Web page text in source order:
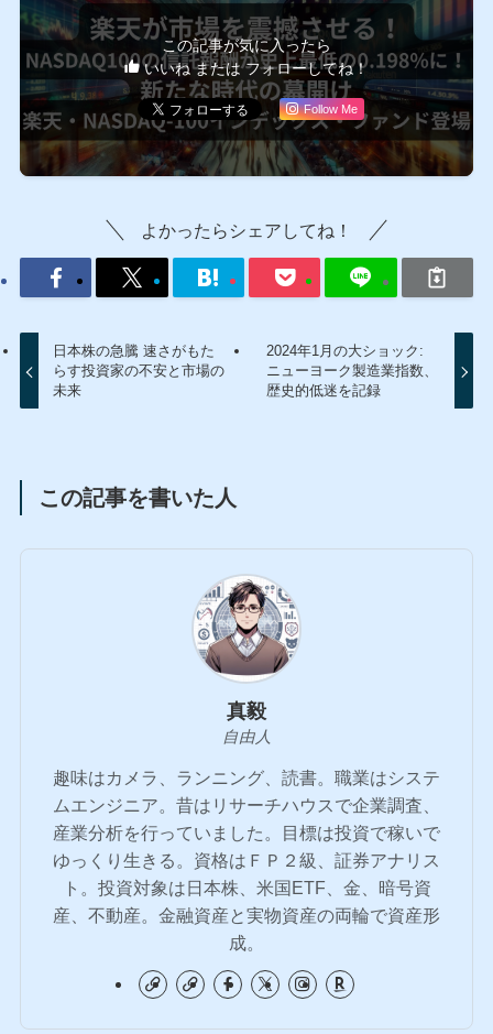
この記事が気に入ったら
いいね または フォローしてね！
Follow Me
よかったらシェアしてね！
日本株の急騰 速さがもた
らす投資家の不安と市場の
未来
2024年1月の大ショック:
ニューヨーク製造業指数、
歴史的低迷を記録
この記事を書いた人
真毅
自由人
趣味はカメラ、ランニング、読書。職業はシステ
ムエンジニア。昔はリサーチハウスで企業調査、
産業分析を行っていました。目標は投資で稼いで
ゆっくり生きる。資格はＦＰ２級、証券アナリス
ト。投資対象は日本株、米国ETF、金、暗号資
産、不動産。金融資産と実物資産の両輪で資産形
成。